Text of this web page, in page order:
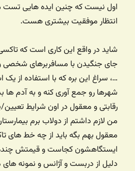
اول نیست که چنین ایده هایی تست
انتظار موفقیت بیشتری هست.
شاید در واقع این کاری است که تاکسی
جای جنگیدن با مسافربرهای
…، سراغ این بره که با استفاده از
شهرها رو جمع آوری کنه و به آدم ها
رقابتی و معقول در اون شرایط تعیین/
من لازم داشتم از دولاب برم
معقول بهم بگه باید از چه خط های
ایستگاهشون کجاست و قیمتش
دلیل از دربست و آژانس و نمونه